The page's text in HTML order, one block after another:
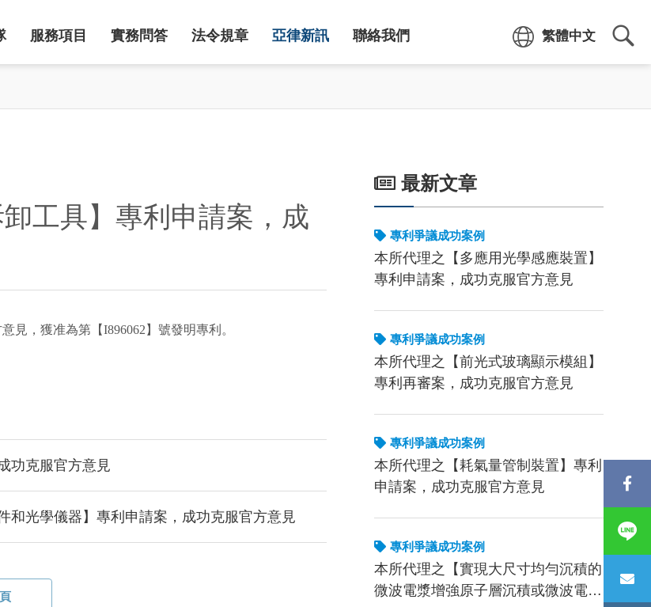
服務項目 實務問答 法令規章 亞律新訊 聯絡我們 繁體中文
工具】專利申請案，成
見，獲准為第【I896062 】號發明專利。
功克服官方意見
和光學儀器】專利申請案，成功克服官方意見
最新文章
專利爭議成功案例
本所代理之【多應用光學感應裝置】
專利申請案，成功克服官方意見
專利爭議成功案例
本所代理之【前光式玻璃顯示模組】
專利再審案，成功克服官方意見
專利爭議成功案例
本所代理之【耗氣量管制裝置】專利
申請案，成功克服官方意見
專利爭議成功案例
本所代理之【實現大尺寸均勻沉積的
微波電漿增強原子層沉積或微波電漿